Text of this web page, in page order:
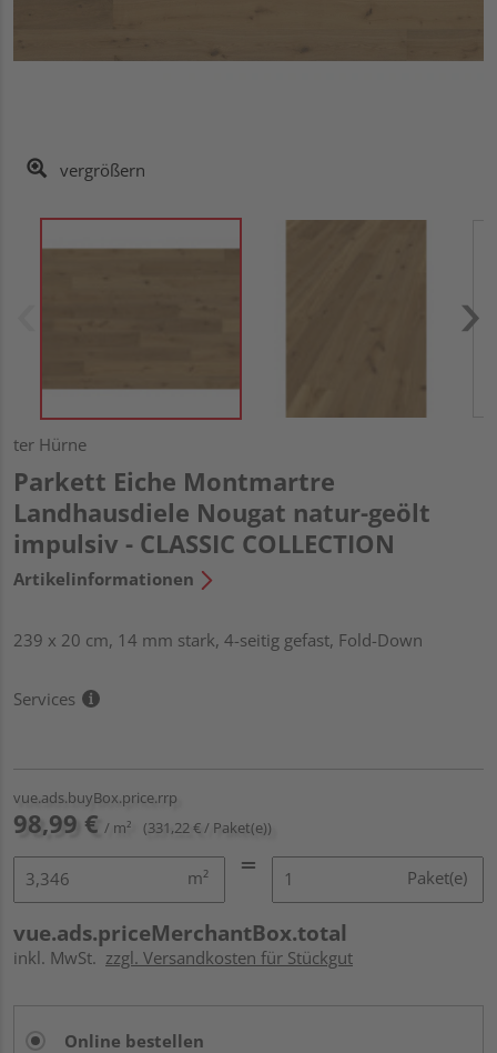
vergrößern
ter Hürne
Parkett Eiche Montmartre
Landhausdiele Nougat natur-geölt
impulsiv - CLASSIC COLLECTION
Artikelinformationen
239 x 20 cm, 14 mm stark, 4-seitig gefast, Fold-Down
Services
vue.ads.buyBox.price.rrp
98,99 € / m² (331,22 € / Paket(e))
m² Paket(e)
vue.ads.priceMerchantBox.total
inkl. MwSt. zzgl. Versandkosten für Stückgut
Online bestellen